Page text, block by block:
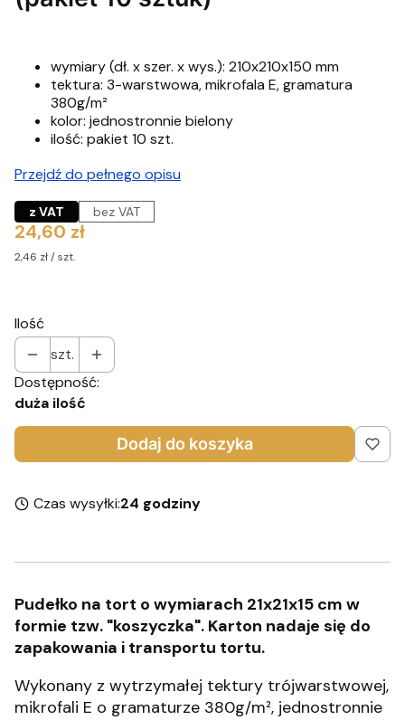
wymiary (dł. x szer. x wys.): 210x210x150 mm
tektura: 3-warstwowa, mikrofala E, gramatura
380g/m²
kolor: jednostronnie bielony
ilość: pakiet 10 szt.
Przejdź do pełnego opisu
z VAT bez VAT
Cena
24,60 zł
2,46 zł / szt.
Ilość
szt.
Dostępność:
duża ilość
Dodaj do koszyka
Czas wysyłki:24 godziny
Pudełko na tort o wymiarach 21x21x15 cm w
formie tzw. "koszyczka". Karton nadaje się do
zapakowania i transportu tortu.
Wykonany z wytrzymałej tektury trójwarstwowej,
mikrofali E o gramaturze 380g/m², jednostronnie